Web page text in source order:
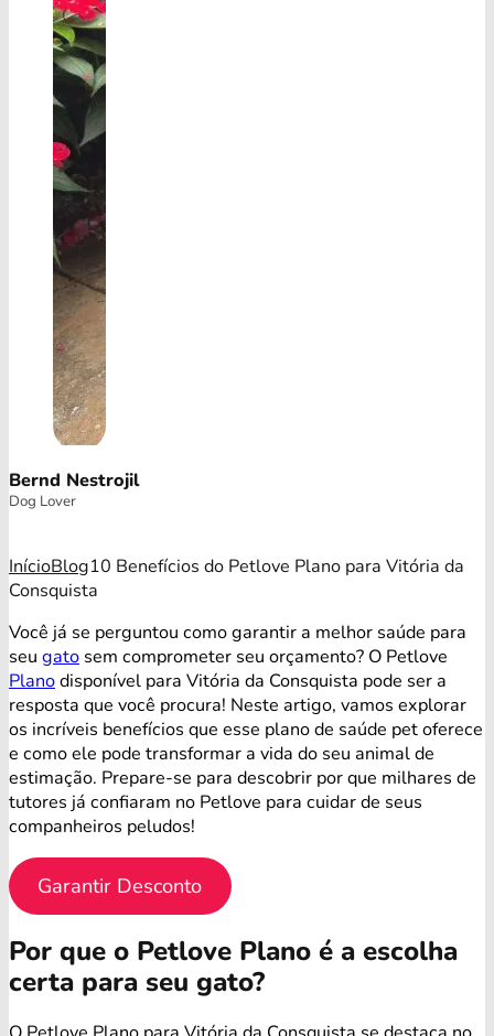
Bernd Nestrojil
Dog Lover
InícioBlog10 Benefícios do Petlove Plano para Vitória da
Consquista
Você já se perguntou como garantir a melhor saúde para
seu gato sem comprometer seu orçamento? O Petlove
Planodisponível para Vitória da Consquista pode ser a
resposta que você procura! Neste artigo, vamos explorar
os incríveis benefícios que esse plano de saúde pet oferece
e como ele pode transformar a vida do seu animal de
estimação. Prepare-se para descobrir por que milhares de
tutores já confiaram no Petlove para cuidar de seus
companheiros peludos!
Garantir Desconto
Por que o Petlove Plano é a escolha
certa para seu gato?